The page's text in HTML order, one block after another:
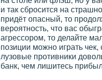
и так сбросится на
придёт опасный, то
вероятность, что вас
агрессором, то делайте
позиции можно играть
лузовые противники
банк, чем лишитесь